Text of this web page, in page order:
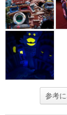
参考